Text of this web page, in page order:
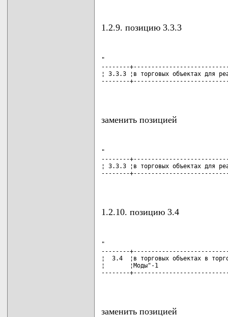
1.2.9. позицию 3.3.3
"
--------
¦ 3.3.3 ¦в торговых объектах
--------
заменить позицией
"
--------
¦ 3.3.3 ¦в торговых объектах
--------
1.2.10. позицию 3.4
"
--------
¦  3.4  ¦в торговых объектах в
¦       ¦Моды"-1
--------
заменить позицией